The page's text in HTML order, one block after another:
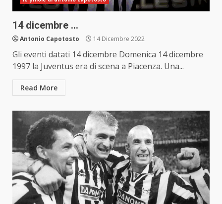
14 dicembre …
Antonio Capotosto 14 Dicembre 2022
Gli eventi datati 14 dicembre Domenica 14 dicembre
1997 la Juventus era di scena a Piacenza. Una...
Read More